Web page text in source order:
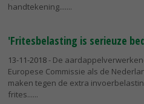
handtekening....
'Fritesbelasting is serieuze
13-11-2018- De
Europese Commissie als de
maken tegen de extra
frites...